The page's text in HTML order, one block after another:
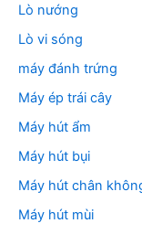
Lò nướng
Lò vi sóng
máy đánh trứng
Máy ép trái cây
Máy hút ẩm
Máy hút bụi
Máy hút chân
Máy hút mùi